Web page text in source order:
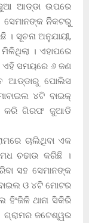
ଜୁଆ ଆଡ୍ଡା ଉପରେ
ନିିକଟରୁ
ସୂଚନା ଅନୁଯାୟୀ,
। ଏହାପରେ
ସମୟରେ ୬ ଜଣ
ଆଡ୍ଡାରୁ ପୋଲିସ
୪ଟି ବାଇକ୍
କରି ଗିରଫ ଜୁଆଡି
ଚାଲିଥିବା ଏକ
ଚଢାଉ କରିଛି ।
ସହ ସେମାନଙ୍କ
ଓ ୪ଟି ମୋଟର
ଥାନା ସିକିରି
ଗ୍ରାମର ଜଟେଶ୍ୱର